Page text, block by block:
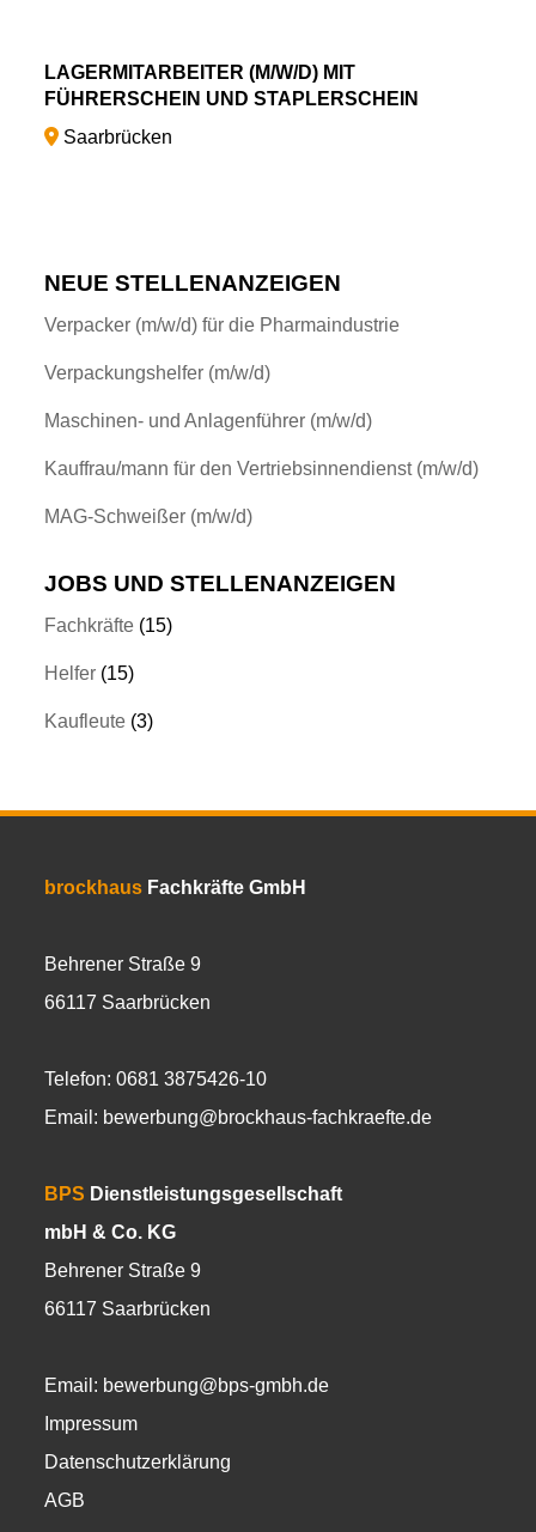
LAGERMITARBEITER (M/W/D) MIT
FÜHRERSCHEIN UND STAPLERSCHEIN
Saarbrücken
NEUE STELLENANZEIGEN
Verpacker (m/w/d) für die Pharmaindustrie
Verpackungshelfer (m/w/d)
Maschinen- und Anlagenführer (m/w/d)
Kauffrau/mann für den Vertriebsinnendienst (m/w/d)
MAG-Schweißer (m/w/d)
JOBS UND STELLENANZEIGEN
Fachkräfte (15)
Helfer (15)
Kaufleute (3)
brockhaus Fachkräfte GmbH
Behrener Straße 9
66117 Saarbrücken
Telefon: 0681 3875426-10
Email: bewerbung@brockhaus-fachkraefte.de
BPS Dienstleistungsgesellschaft
mbH & Co. KG
Behrener Straße 9
66117 Saarbrücken
Email: bewerbung@bps-gmbh.de
Impressum
Datenschutzerklärung
AGB